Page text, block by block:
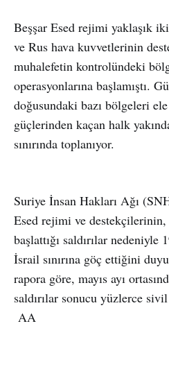
Beşşar Esed rejimi yaklaşık
ve Rus hava kuvvetlerinin
muhalefetin kontrolündeki
operasyonlarına başlamıştı.
doğusundaki bazı bölgeleri
güçlerinden kaçan halk
sınırında toplanıyor.
Suriye İnsan Hakları Ağı
Esed rejimi ve
başlattığı saldırılar
İsrail sınırına göç ettiğini
rapora göre, mayıs ayı
saldırılar sonucu yüzlerce
AA